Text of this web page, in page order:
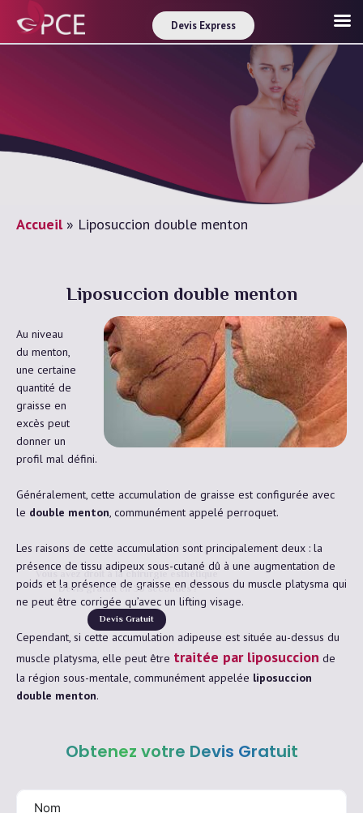
Vous avez droit à la chirurgie esthétique
Devis gratuit en 30 secondes !
Devis Gratuit
Accueil» Liposuccion double menton
Liposuccion double menton
Au niveau
du menton,
une certaine
quantité de
graisse en
excès peut
donner un
profil mal défini.
Généralement, cette accumulation de graisse est configurée avec
le double menton, communément appelé perroquet.
Les raisons de cette accumulation sont principalement deux : la
présence de tissu adipeux sous-cutané dû à une augmentation de
poids et la présence de graisse en dessous du muscle platysma qui
ne peut être corrigée qu’avec un lifting visage.
Cependant, si cette accumulation adipeuse est située au-dessus du
muscle platysma, elle peut être traitée par liposuccion de
la région sous-mentale, communément appelée liposuccion
double menton.
Obtenez votre Devis Gratuit
Devis Express